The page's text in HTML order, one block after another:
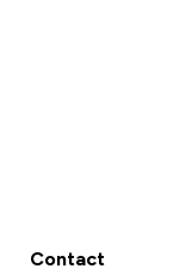
Contact